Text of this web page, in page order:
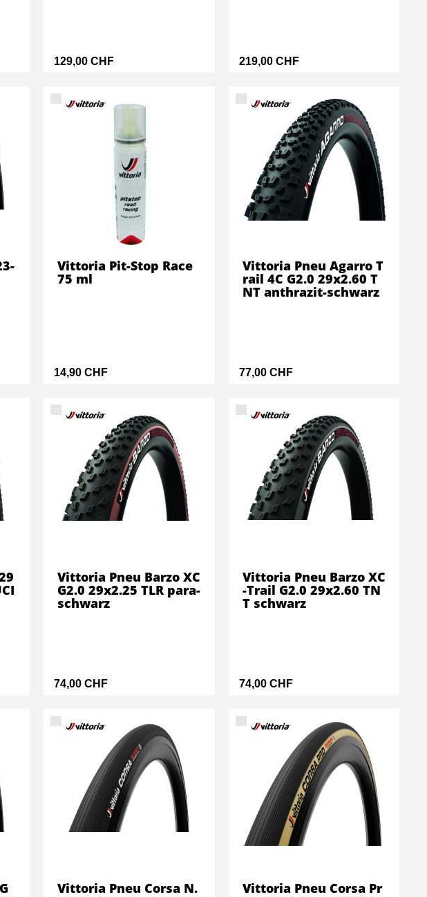
129,00 CHF 219,00 CHF
14,90 CHF
Vittoria Pit-Stop Race
75 ml
77,00 CHF
Vittoria Pneu Agarro T
rail 4C G2.0 29x2.60 T
NT anthrazit-schwarz
74,00 CHF
Vittoria Pneu Barzo XC
G2.0 29x2.25 TLR para-
schwarz
74,00 CHF
Vittoria Pneu Barzo XC
-Trail G2.0 29x2.60 TN
T schwarz
Vittoria Pneu Corsa N. Vittoria Pneu Corsa Pr